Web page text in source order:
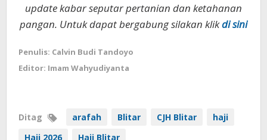
update kabar seputar pertanian dan ketahanan
pangan. Untuk dapat bergabung silakan klikdi sini
Penulis: Calvin Budi Tandoyo
Editor: Imam Wahyudiyanta
Ditag arafah Blitar CJH Blitar
haji
Haji 2026
Haji Blitar